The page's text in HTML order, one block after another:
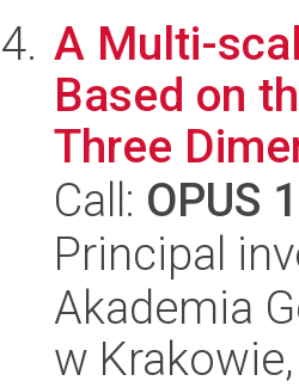
A Multi-
Based on
Three
Call: OPUS
Principal
Akademia
w